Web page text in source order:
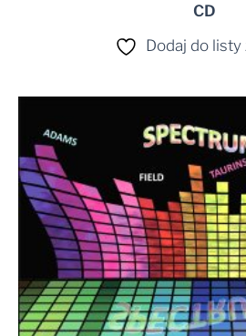
CD
Dodaj do listy